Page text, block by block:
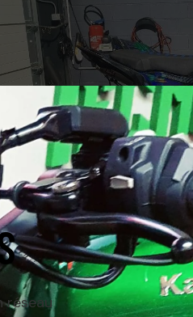
réseau